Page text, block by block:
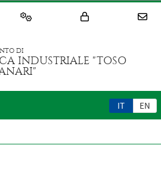
DI
INDUSTRIALE "TOSO
IT EN